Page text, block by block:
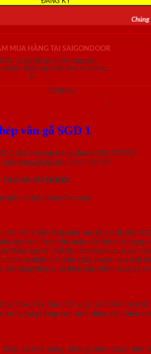
MUA HÀNG TẠI SAIGONDOOR
- Luôn đặt uy tín lên hàng đầu.
và luôn được cập nhật theo xu hướng.
&
Từ khóa: ,
, ,
vân gỗ SGD 1
lượng hàng đầu 0933.707707
TẠO VÀ SỬ DỤNG
gồm 5 bộ phận như sau:
nên bởi 2 tấm thép phủ vân gỗ có độ dày
tạo hình Pano cho mẫu cửa thêm đa dạng
được tạo từ chất liệu Honeycomb paper
bức xạ nhiệt của đám cháy truyền qua mặt
làm bằng thép U và thép hộp nhằm tăng độ
hóa, tẩy dầu mỡ và gỉ sét trên bề
xử lý tại phòng sơn tĩnh điện, có nhiều
có khả năng chống cháy được